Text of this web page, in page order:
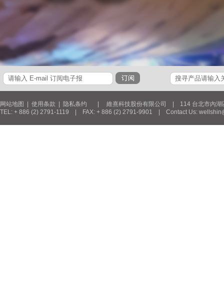
网站地图 使用条款 隐私条约 | 維熹科技股份有限公司 | 114 台北市內湖區
TEL: + 886 (2) 2791-1119 | FAX: + 886 (2) 2791-9901 | Contact Us: